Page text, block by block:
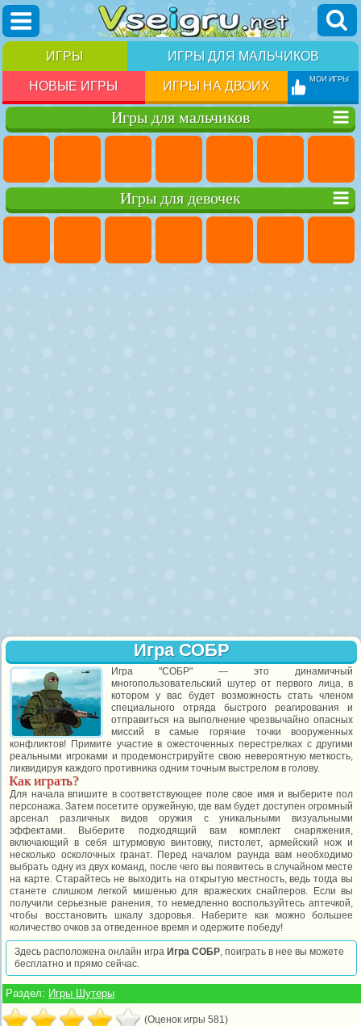
ИГРЫ ИГРЫ ДЛЯ МАЛЬЧИКОВ
НОВЫЕ ИГРЫ ИГРЫ НА ДВОИХ МОИ ИГРЫ
Игры для мальчиков
Игры для девочек
Игра СОБР
Игра "СОБР" — это динамичный
многопользовательский шутер от первого лица, в
котором у вас будет возможность стать членом
специального отряда быстрого реагирования и
отправиться на выполнение чрезвычайно опасных
миссий в самые горячие точки вооруженных
конфликтов! Примите участие в ожесточенных перестрелках с другими
реальными игроками и продемонстрируйте свою невероятную меткость,
ликвидируя каждого противника одним точным выстрелом в голову.
Как играть?
Для начала впишите в соответствующее поле свое имя и выберите пол
персонажа. Затем посетите оружейную, где вам будет доступен огромный
арсенал различных видов оружия с уникальными визуальными
эффектами. Выберите подходящий вам комплект снаряжения,
включающий в себя штурмовую винтовку, пистолет, армейский нож и
несколько осколочных гранат. Перед началом раунда вам необходимо
выбрать одну из двух команд, после чего вы появитесь в случайном месте
на карте. Старайтесь не выходить на открытую местность, ведь тогда вы
станете слишком легкой мишенью для вражеских снайперов. Если вы
получили серьезные ранения, то немедленно воспользуйтесь аптечкой,
чтобы восстановить шкалу здоровья. Наберите как можно большее
количество очков за отведенное время и одержите победу!
Здесь расположена онлайн игра Игра СОБР, поиграть в нее вы можете
бесплатно и прямо сейчас.
Раздел: Игры Шутеры
(Оценок игры 581)